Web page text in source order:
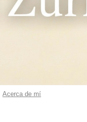
Acerca de mí